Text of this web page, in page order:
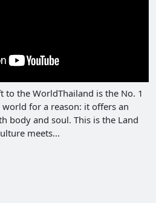
the WorldThailand is the No. 1
for a reason: it offers an
body and soul. This is the Land
meets...